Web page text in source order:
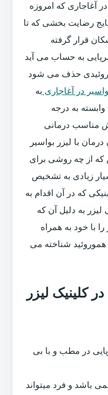
در آغاجاری که امروزه
رضایت بخشی که تا
قرار گرفته
به حساب می آید
حذف می شود
در آغاجاری به
به درجه
مناسب درمانی
با لیزر بواسیر
که از چه روشی برای
زیادی به تشخیص
که در آن اقدام به
به دلیل آن که
با خود به همراه
شناخته می
کلینیک لیزر
در مطب و با بی
باشد و فرد میتواند